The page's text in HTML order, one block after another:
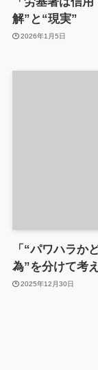
解”と“現実”
2026年1月5日
「“パワハラ
為”を分けて考
2025年12月30日